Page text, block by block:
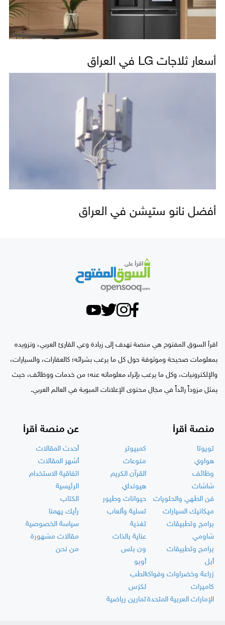
أسعار ثلاجات LG في العراق
أفضل نانو ستيشن في العراق
اقرأ السوق المفتوح هي منصة تهدف إلى زيادة وعي القارئ العربي، وتزويده
بمعلومات صحيحة وموثوقة حول كل ما يرغب بشرائه؛ كالعقارات، والسيارات،
والإلكترونيات، وكل ما يرغب بإثراء معلوماته عنه؛ من خدمات ووظائف، حيث
يمثل مزوداً رائداً في مجال محتوى الإعلانات المبوبة في العالم العربي.
منصة أقرأ
تويوتا
كمبيوتر
هواوي
منوعات
وظائف
القرآن الكريم
شاشات
هيونداي
فن الطهي والحلويات
حيوانات وطيور
ميكانيك السيارات
تسلية وألعاب
برامج وتطبيقات
تغذية
شاومي
عناية بالذات
برامج وتطبيقات
ون بلس
أبل
أوبو
زراعة وخضراوات وفواكهالطب
كاميرات
لكزس
الإمارات العربية المتحدةتمارين رياضية
عن منصة أقرأ
أحدث المقالات
أشهر المقالات
اتفاقية الاستخدام
الرئيسية
الكتاب
رأيك يهمنا
سياسة الخصوصية
مقالات مشهورة
من نحن